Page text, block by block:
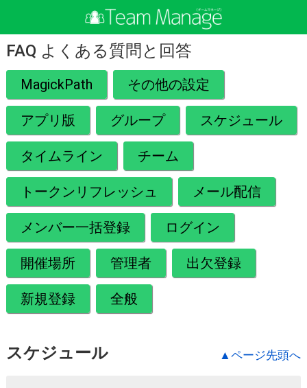
FAQ よくある質問と回答
MagickPath その他の設定
アプリ版 グループ スケジュール
タイムライン チーム
トークンリフレッシュ メール配信
メンバー一括登録 ログイン
開催場所 管理者 出欠登録
新規登録 全般
スケジュール ▲ページ先頭へ